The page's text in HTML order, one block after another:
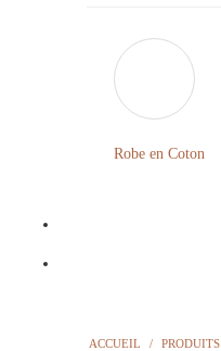
Robe en Coton
ACCUEIL / PRODUITS